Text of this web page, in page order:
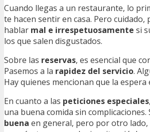
Cuando llegas a un restaurante, lo
te hacen sentir en casa. Pero
hablar mal e irrespetuosamente si
los que salen disgustados.
Sobre las reservas, es esencial que
Pasemos a la rapidez del servicio.
Hay quienes mencionan que la espera
En cuanto a las peticiones especiales
una buena comida sin
buena en general, pero por otro